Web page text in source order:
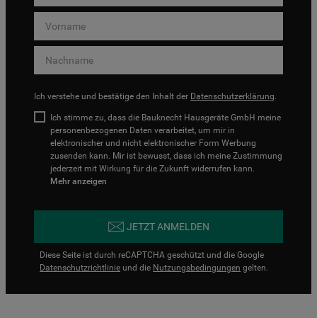
Ich verstehe und bestätige den Inhalt der Datenschutzerklärung.
Ich stimme zu, dass die Bauknecht Hausgeräte GmbH meine
personenbezogenen Daten verarbeitet, um mir in
elektronischer und nicht elektronischer Form Werbung
zusenden kann. Mir ist bewusst, dass ich meine Zustimmung
jederzeit mit Wirkung für die Zukunft widerrufen kann.
Mehr anzeigen
JETZT ANMELDEN
Diese Seite ist durch reCAPTCHA geschützt und die Google
Datenschutzrichtlinie und die Nutzungsbedingungen gelten.